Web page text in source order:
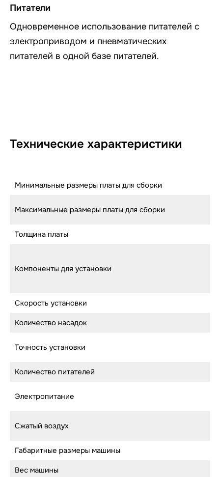
Питатели
Одновременное использование питателей с
электроприводом и пневматических
питателей в одной базе питателей.
Технические характеристики
Минимальные размеры платы для сборки
Максимальные размеры платы для сборки
Толщина платы
Компоненты для установки
Скорость установки
Количество насадок
Точность установки
Количество питателей
Электропитание
Сжатый воздух
Габаритные размеры машины
Вес машины